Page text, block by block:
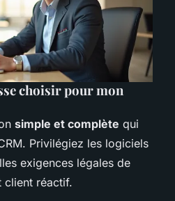
choisir pour mon
simple et complète qui
Privilégiez les logiciels
exigences légales de
client réactif.